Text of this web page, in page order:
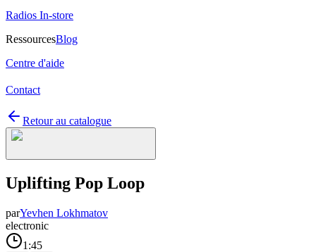
Radios In-store
RessourcesBlog
Centre d'aide
Contact
Retour au catalogue
Uplifting Pop Loop
parYevhen Lokhmatov
electronic
1:45